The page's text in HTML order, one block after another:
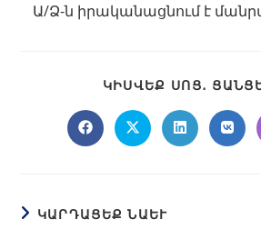
Ա/Ձ-ն իրականացնում է
ԿԻՍՎԵՔ ՍՈՑ․
ԿԱՐԴԱՑԵՔ ՆԱԵՒ